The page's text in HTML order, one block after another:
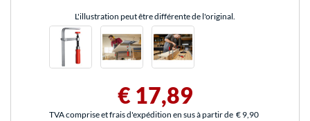
L'illustration peut être différente de l'original.
€ 17,89
TVA comprise et frais d'expédition en sus à partir de € 9,90